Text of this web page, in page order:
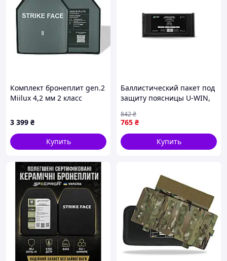
Комплект бронеплит gen.2
Miilux 4,2 мм 2 класс
3 399 ₴
Купить
Баллистический пакет под
защиту поясницы U-WIN,
765 ₴
842₴
Купить